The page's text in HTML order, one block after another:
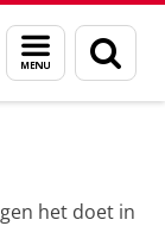
Menu
en
zoeken
het doet in